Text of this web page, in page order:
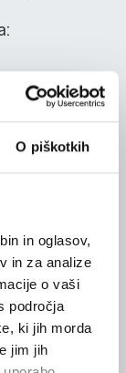
O piškotkih
in oglasov,
in za analize
o vaši
področja
ki jih morda
jim jih
2025 je
tejpovezavi
vseh
GO! 2025 v